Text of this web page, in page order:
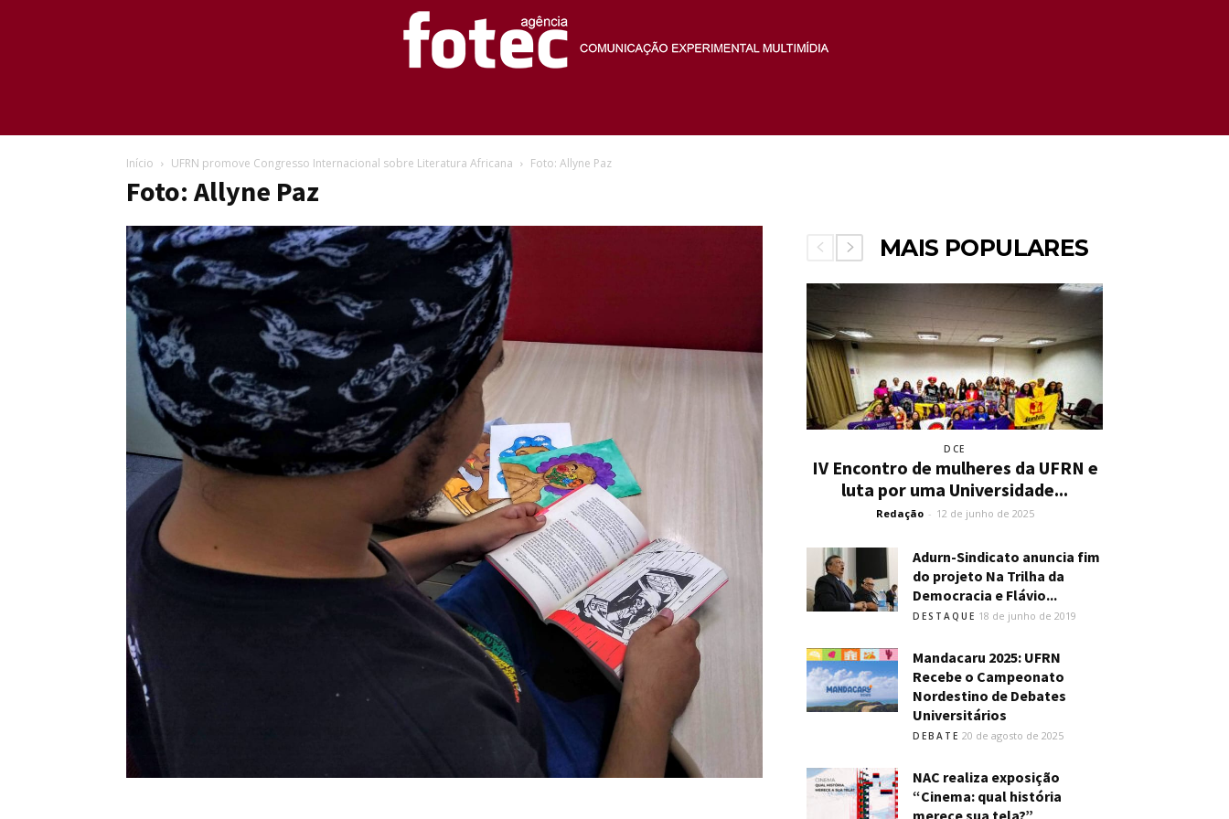
Início UFRN promove Congresso Internacional sobre Literatura Africana Foto: Allyne Paz
Foto: Allyne Paz
MAIS POPULARES
DCE
IV Encontro de mulheres da UFRN e
luta por uma Universidade...
Redação - 12 de junho de 2025
Adurn-Sindicato anuncia fim
do projeto Na Trilha da
Democracia e Flávio...
DESTAQUE 18 de junho de 2019
Mandacaru 2025: UFRN
Recebe o Campeonato
Nordestino de Debates
Universitários
DEBATE 20 de agosto de 2025
NAC realiza exposição
“Cinema: qual história
merece sua tela?”